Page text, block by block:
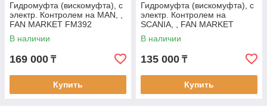
Гидромуфта (вискомуфта), с
электр. Контролем на MAN, ,
FAN MARKET FM392
В наличии
169 000 ₸
Купить
Гидромуфта (вискомуфта), с
электр. Контролем на
SCANIA, , FAN MARKET
FM311
В наличии
135 000 ₸
Купить